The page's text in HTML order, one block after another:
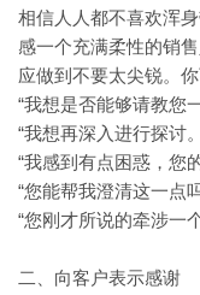
相信人人都不喜欢浑
感一个充满柔性的销
应做到不要太尖锐。
“我想是否能够请教您
“我想再深入进行探讨
“我感到有点困惑，
“您能帮我澄清这一点
“您刚才所说的牵涉一
二、向客户表示感谢